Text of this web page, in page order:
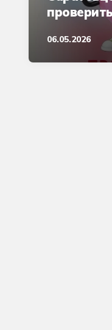
06.05.2026